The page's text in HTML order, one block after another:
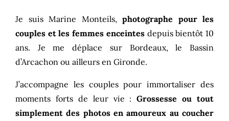
Je suis Marine Monteils, photographe pour les
couples et les femmes enceintesdepuis bientôt 10
ans. Je me déplace sur Bordeaux, le Bassin
d’Arcachon ou ailleurs en Gironde.
J’accompagne les couples pour immortaliser des
moments forts de leur vie :Grossesse ou tout
simplement des photos en amoureux au coucher